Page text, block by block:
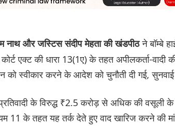
नाथ और जस्टिस संदीप मेहता की खंडपीठने बॉम्बे
एक्ट की धारा 13(1ए) के तहत अपीलकर्ता-वादी
स्वीकार करने के आदेश को चुनौती दी गई, सुनवाई
के विरुद्ध ₹2.5 करोड़ से अधिक की वसूली के
11 के तहत यह तर्क देते हुए वाद खारिज करने की मांग